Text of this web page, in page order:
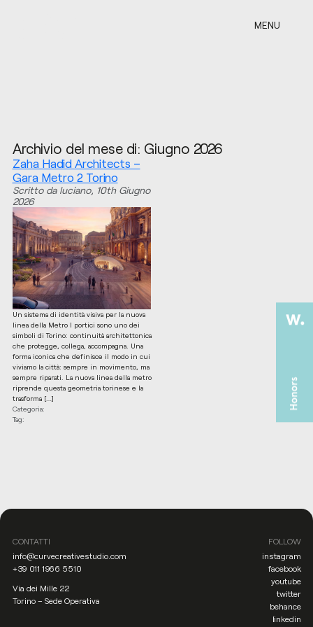
MENU
Archivio del mese di: Giugno 2026
Zaha Hadid Architects –
Gara Metro 2 Torino
Scritto da luciano, 10th Giugno
2026
Un sistema di identità visiva per la nuova
linea della Metro I portici sono uno dei
simboli di Torino: continuità architettonica
che protegge, collega, accompagna. Una
forma iconica che definisce il modo in cui
viviamo la città: sempre in movimento, ma
sempre riparati. La nuova linea della metro
riprende questa geometria torinese e la
trasforma […]
Categoria:
Tag:
CONTATTI
info@curvecreativestudio.com
+39 011 1966 5510
Via dei Mille 22
Torino – Sede Operativa
FOLLOW
instagram
facebook
youtube
twitter
behance
linkedin